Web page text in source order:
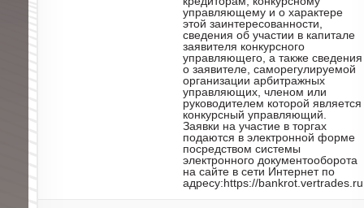
управляющему и о характере
этой заинтересованности,
сведения об участии в капитале
заявителя конкурсного
управляющего, а также сведения
о заявителе, саморегулируемой
организации арбитражных
управляющих, членом или
руководителем которой является
конкурсный управляющий.
Заявки на участие в торгах
подаются в электронной форме
посредством системы
электронного документооборота
на сайте в сети Интернет по
адресу:https://bankrot.vertrades.ru